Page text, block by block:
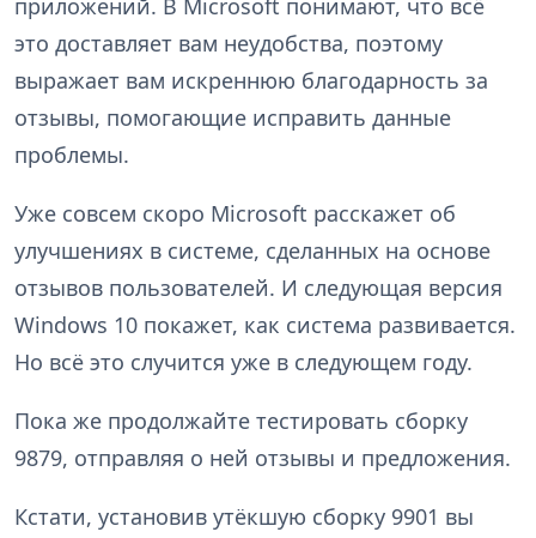
приложений. В Microsoft понимают, что всё
это доставляет вам неудобства, поэтому
выражает вам искреннюю благодарность за
отзывы, помогающие исправить данные
проблемы.
Уже совсем скоро Microsoft расскажет об
улучшениях в системе, сделанных на основе
отзывов пользователей. И следующая версия
Windows 10 покажет, как система развивается.
Но всё это случится уже в следующем году.
Пока же продолжайте тестировать сборку
9879, отправляя о ней отзывы и предложения.
Кстати, установив утёкшую сборку 9901 вы